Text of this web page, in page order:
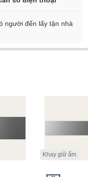
người đến lấy tận nhà
Khay giữ ấm